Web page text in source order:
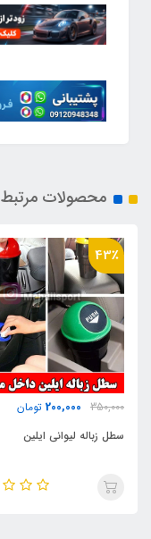
محصولات مرتبط
31٪
850,000
590,000 تومان
چوب بیسبال چوبی